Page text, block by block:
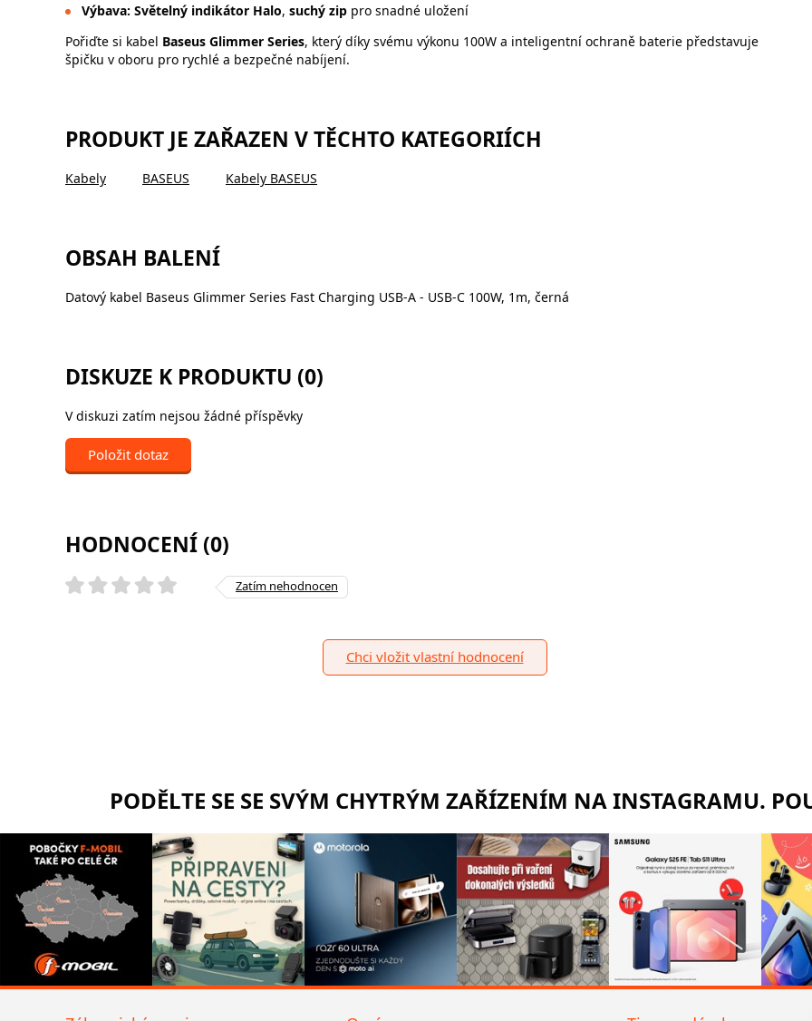
Výbava: Světelný indikátor Halo, suchý zippro snadné uložení
Pořiďte si kabel Baseus Glimmer Series, který díky svému výkonu 100W a inteligentní ochraně baterie představuje
špičku v oboru pro rychlé a bezpečné nabíjení.
PRODUKT JE ZAŘAZEN V TĚCHTO KATEGORIÍCH
Kabely BASEUS Kabely BASEUS
OBSAH BALENÍ
Datový kabel Baseus Glimmer Series Fast Charging USB-A - USB-C 100W, 1m, černá
DISKUZE K PRODUKTU (0)
V diskuzi zatím nejsou žádné příspěvky
Položit dotaz
HODNOCENÍ (0)
Zatím nehodnocen
Chci vložit vlastní hodnocení
PODĚLTE SE SE SVÝM CHYTRÝM ZAŘÍZENÍM NA INSTAGRAMU.